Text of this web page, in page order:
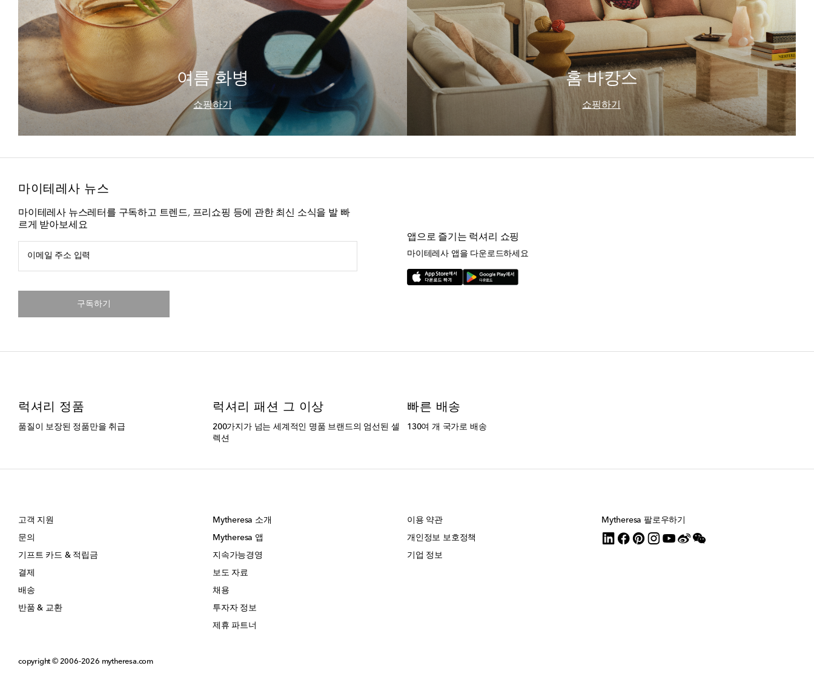
여름 화병
쇼핑하기
홈 바캉스
쇼핑하기
마이테레사 뉴스
마이테레사 뉴스레터를 구독하고 트렌드, 프리쇼핑 등에 관한 최신 소식을 발 빠
르게 받아보세요
이메일 주소 입력
구독하기
앱으로 즐기는 럭셔리 쇼핑
마이테레사 앱을 다운로드하세요
럭셔리 정품
품질이 보장된 정품만을 취급
럭셔리 패션 그 이상
200가지가 넘는 세계적인 명품 브랜드의 엄선된 셀
렉션
빠른 배송
130여 개 국가로 배송
고객 지원
문의
기프트 카드 & 적립금
결제
배송
반품 & 교환
Mytheresa 소개
Mytheresa 앱
지속가능경영
보도 자료
채용
투자자 정보
제휴 파트너
이용 약관
개인정보 보호정책
기업 정보
Mytheresa 팔로우하기
copyright © 2006-2026 mytheresa.com